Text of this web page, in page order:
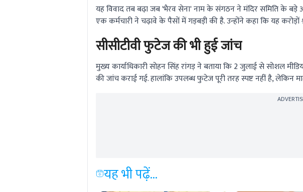
यह विवाद तब बढ़ा जब 'भैरव सेना' नाम के संगठन ने मंदिर समिति के
एक कर्मचारी ने चढ़ावे के पैसों में गड़बड़ी की है. उन्होंने कहा कि यह
सीसीटीवी फुटेज की भी हुई जांच
मुख्य कार्याधिकारी सोहन सिंह रांगड़ ने बताया कि 2 जुलाई से सोशल
की जांच कराई गई. हालांकि उपलब्ध फुटेज पूरी तरह स्पष्ट नहीं है, लेकिन
यह भी पढ़ें...